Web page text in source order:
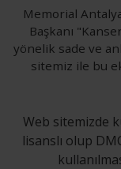
Memorial
Başkanı
yönelik sade ve
sitemiz ile bu
Web sitemizde
lisanslı olup